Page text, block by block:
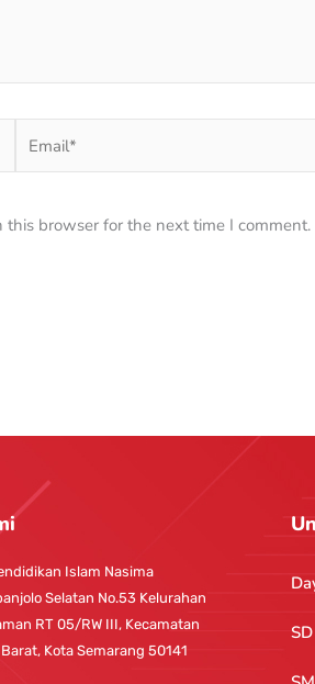
this browser for the next time I comment.
Islam Nasima
Selatan No.53 Kelurahan
RT 05/RW III, Kecamatan
Kota Semarang 50141